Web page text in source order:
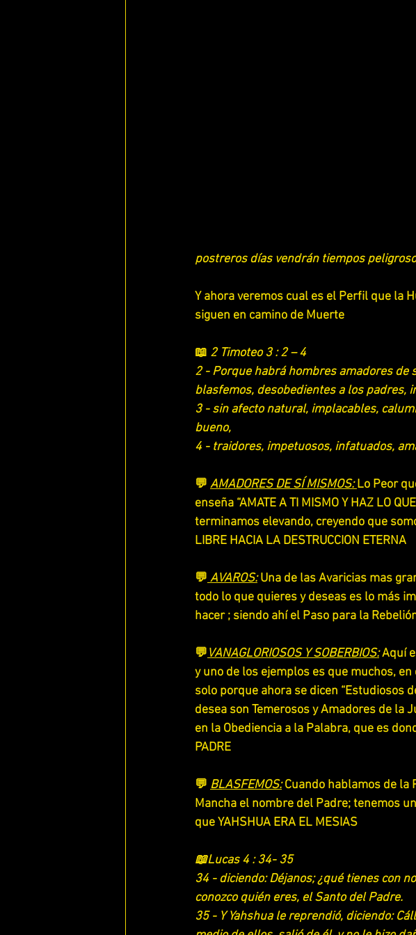
ESTUDIANDO 2 TESALONICENSES ESTUDIANDO
ESTUDIANDO EFESIOS
postreros días vendrán tiempos
Y ahora veremos cual es el Perfil que la
siguen en camino de Muerte
📖 2 Timoteo 3 : 2 – 4
2 - Porque habrá hombres amadores de
blasfemos, desobedientes a los padres,
3 - sin afecto natural, implacables,
bueno,
4 - traidores, impetuosos, infatuados,
💬 AMADORES DE SÍ MISMOS: Lo Peor
enseña “AMATE A TI MISMO Y HAZ LO
terminamos elevando, creyendo que
LIBRE HACIA LA DESTRUCCION ETERNA
💬 AVAROS: Una de las Avaricias mas
todo lo que quieres y deseas es lo más
hacer ; siendo ahí el Paso para la
💬VANAGLORIOSOS Y SOBERBIOS: Aquí
y uno de los ejemplos es que muchos,
solo porque ahora se dicen “Estudiosos
desea son Temerosos y Amadores de la
en la Obediencia a la Palabra, que es
PADRE
💬 BLASFEMOS: Cuando hablamos de la
Mancha el nombre del Padre; tenemos
que YAHSHUA ERA EL MESIAS
📖Lucas 4 : 34- 35
34 - diciendo: Déjanos; ¿qué tienes con
conozco quién eres, el Santo del Padre.
35 - Y Yahshua le reprendió, diciendo: